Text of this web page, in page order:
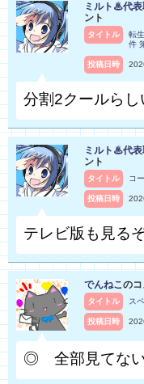
ミルト♨代
ント
タイトル
転
件
投稿日時
分割2クールらし
ミルト♨代
ント
タイトル コ
投稿日時
テレビ版も見るぞ
でんねこのコ
タイトル ス
投稿日時
◎ 全部見てな